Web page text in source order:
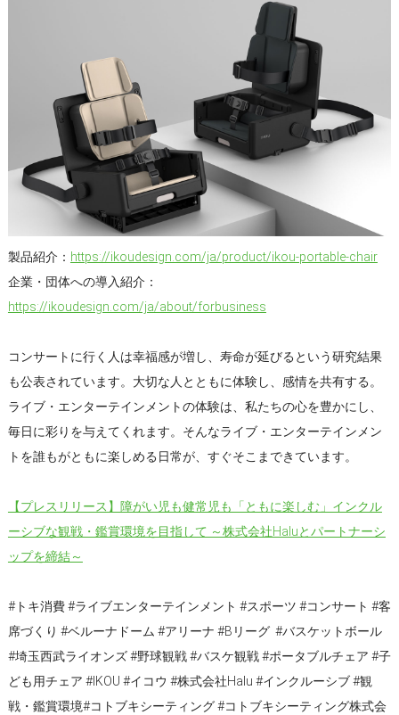
製品紹介： https://ikoudesign.com/ja/product/ikou-portable-chair
企業・団体への導入紹介：
https://ikoudesign.com/ja/about/forbusiness
コンサートに行く人は幸福感が増し、寿命が延びるという研究結果
も公表されています。大切な人とともに体験し、感情を共有する。
ライブ・エンターテインメントの体験は、私たちの心を豊かにし、
毎日に彩りを与えてくれます。そんなライブ・エンターテインメン
トを誰もがともに楽しめる日常が、すぐそこまできています。
【プレスリリース】障がい児も健常児も「ともに楽しむ」インクル
ーシブな観戦・鑑賞環境を目指して ～株式会社Haluとパートナーシ
ップを締結～
#トキ消費 #ライブエンターテインメント #スポーツ #コンサート #客
席づくり #ベルーナドーム #アリーナ #Bリーグ #バスケットボール
#埼玉西武ライオンズ #野球観戦 #バスケ観戦 #ポータブルチェア #子
ども用チェア #IKOU #イコウ #株式会社Halu #インクルーシブ #観
戦・鑑賞環境#コトブキシーティング #コトブキシーティング株式会